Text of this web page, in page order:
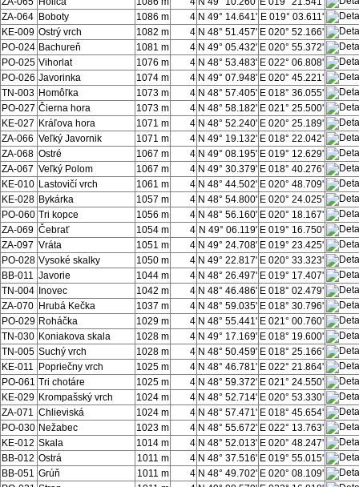
ZA-064 Boboty 1086 m 4 N 49° 14.641' E 019° 03.611'
KE-009 Ostrý vrch 1082 m 4 N 48° 51.457' E 020° 52.166'
PO-024 Bachureň 1081 m 4 N 49° 05.432' E 020° 55.372'
PO-025 Vihorlat 1076 m 4 N 48° 53.483' E 022° 06.808'
PO-026 Javorinka 1074 m 4 N 49° 07.948' E 020° 45.221'
TN-003 Homôľka 1073 m 4 N 48° 57.405' E 018° 36.055'
PO-027 Čierna hora 1073 m 4 N 48° 58.182' E 021° 25.500'
KE-027 Kráľova hora 1071 m 4 N 48° 52.240' E 020° 25.189'
ZA-066 Veľký Javornik 1071 m 4 N 49° 19.132' E 018° 22.042'
ZA-068 Ostré 1067 m 4 N 49° 08.195' E 019° 12.629'
ZA-067 Veľký Polom 1067 m 4 N 49° 30.379' E 018° 40.276'
KE-010 Lastovičí vrch 1061 m 4 N 48° 44.502' E 020° 48.709'
KE-028 Bykárka 1057 m 4 N 48° 54.800' E 020° 24.025'
PO-060 Tri kopce 1056 m 4 N 48° 56.160' E 020° 18.167'
ZA-069 Čebrať 1054 m 4 N 49° 06.119' E 019° 16.750'
ZA-097 Vráta 1051 m 4 N 49° 24.708' E 019° 23.425'
PO-028 Vysoké skalky 1050 m 4 N 49° 22.817' E 020° 33.323'
BB-011 Javorie 1044 m 4 N 48° 26.497' E 019° 17.407'
TN-004 Inovec 1042 m 4 N 48° 46.486' E 018° 02.479'
ZA-070 Hrubá Kečka 1037 m 4 N 48° 59.035' E 018° 30.796'
PO-029 Roháčka 1029 m 4 N 48° 55.441' E 021° 00.760'
TN-030 Koniakova skala 1028 m 4 N 49° 17.169' E 018° 19.600'
TN-005 Suchý vrch 1028 m 4 N 48° 50.459' E 018° 25.166'
KE-011
Popriečny vrch 1025 m 4 N 48° 46.781' E 022° 21.864'
PO-061 Tri chotáre 1025 m 4 N 48° 59.372' E 021° 24.550'
KE-029 Krompašský vrch 1024 m 4 N 48° 52.714' E 020° 53.330'
ZA-071 Chlieviská 1024 m 4 N 48° 57.471' E 018° 45.654'
PO-030 Nežabec 1023 m 4 N 48° 55.672' E 022° 13.763'
KE-012 Skala 1014 m 4 N 48° 52.013' E 020° 48.247'
BB-012 Ostrá 1011 m 4 N 48° 37.516' E 019° 55.015'
BB-051 Grúň 1011 m 4 N 48° 49.702' E 020° 08.109'